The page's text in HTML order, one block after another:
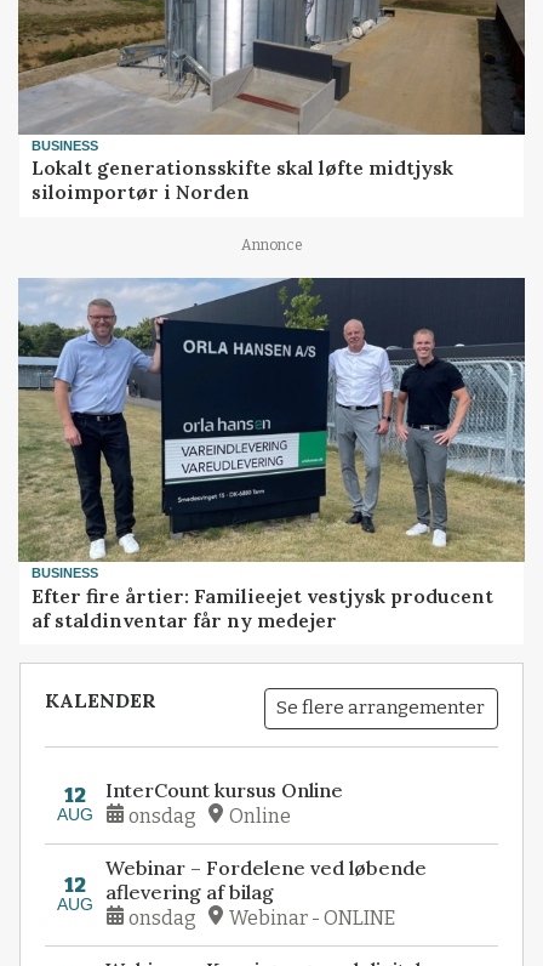
BUSINESS
Lokalt generationsskifte skal løfte midtjysk
siloimportør i Norden
Annonce
BUSINESS
Efter fire årtier: Familieejet vestjysk producent
af staldinventar får ny medejer
KALENDER Se flere arrangementer
12
AUG
InterCount kursus Online
onsdag Online
12
AUG
Webinar – Fordelene ved løbende
aflevering af bilag
onsdag Webinar - ONLINE